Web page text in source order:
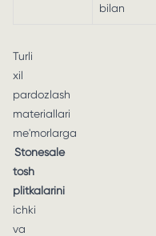
bilan
Turli
xil
pardozlash
materiallari
me'morlarga
Stonesale
tosh
plitkalarini
ichki
va